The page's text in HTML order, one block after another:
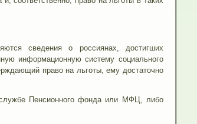
сведения о россиянах, достигших
информационную систему социального
право на льготы, ему достаточно
службе Пенсионного фонда или МФЦ, либо